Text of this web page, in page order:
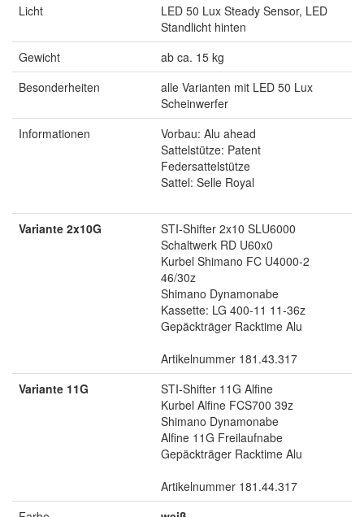
Licht
LED 50 Lux Steady Sensor, LED
Standlicht hinten
Gewicht
ab ca. 15 kg
Besonderheiten
alle Varianten mit LED 50 Lux
Scheinwerfer
Informationen
Vorbau: Alu ahead
Sattelstütze: Patent
Federsattelstütze
Sattel: Selle Royal
Variante 2x10G
STI-Shifter 2x10 SLU6000
Schaltwerk RD U60x0
Kurbel Shimano FC U4000-2
46/30z
Shimano Dynamonabe
Kassette: LG 400-11 11-36z
Gepäckträger Racktime Alu
Artikelnummer 181.43.317
Variante 11G
STI-Shifter 11G Alfine
Kurbel Alfine FCS700 39z
Shimano Dynamonabe
Alfine 11G Freilaufnabe
Gepäckträger Racktime Alu
Artikelnummer 181.44.317